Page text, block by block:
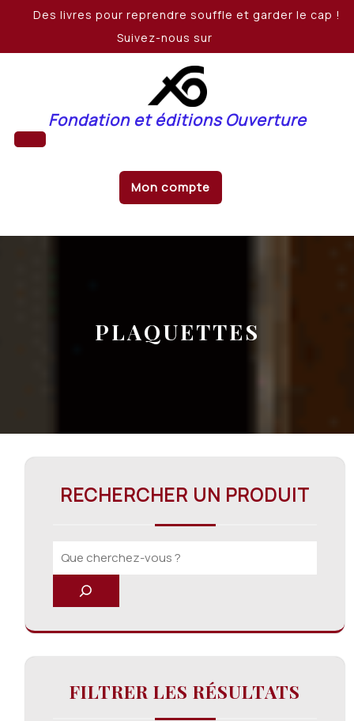
Des livres pour reprendre souffle et garder le cap !
Suivez-nous sur
Fondation et éditions Ouverture
Mon compte
PLAQUETTES
RECHERCHER UN PRODUIT
FILTRER LES RÉSULTATS